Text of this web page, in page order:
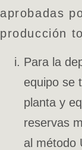
aprobadas
producción
Para la
equipo se
planta y
reservas
al método